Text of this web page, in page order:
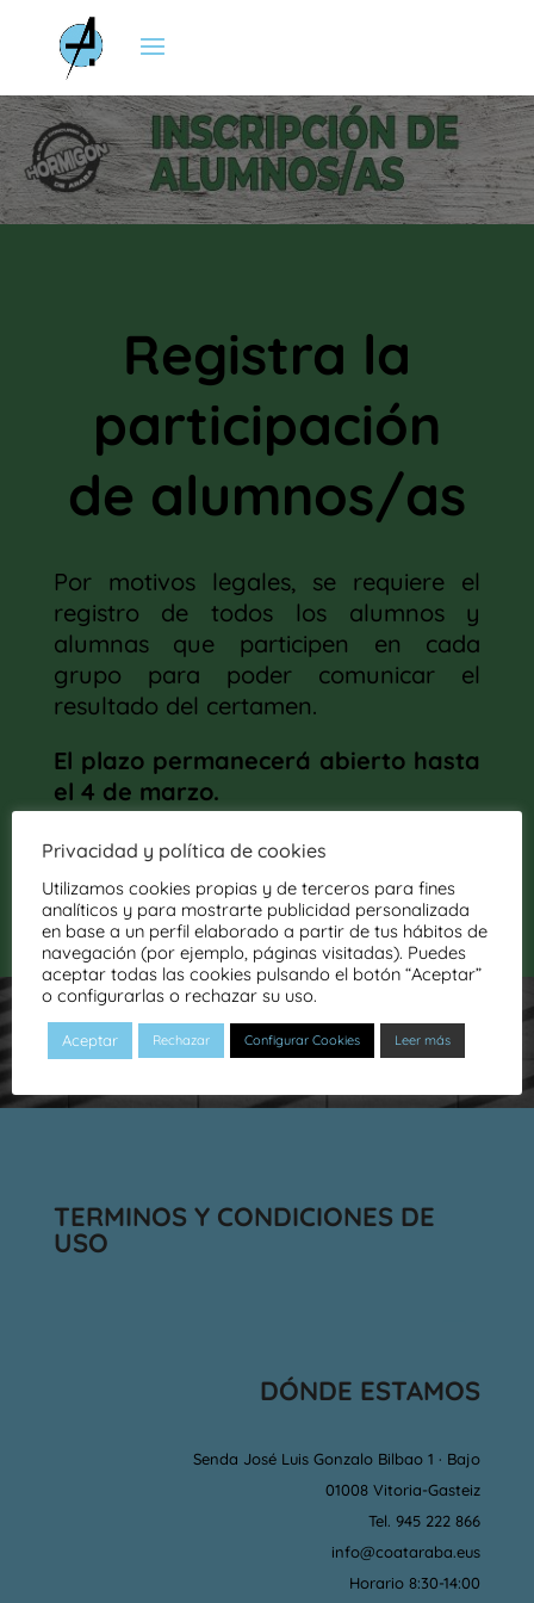
Registra la
participación
de alumnos/as
Por motivos legales, se requiere el
registro de todos los alumnos y
alumnas que participen en cada
grupo para poder comunicar el
resultado del certamen.
El plazo permanecerá abierto hasta
el 4 de marzo.
ABRIR FORMULARIO
TERMINOS Y CONDICIONES DE
USO
DÓNDE ESTAMOS
Senda José Luis Gonzalo Bilbao 1 · Bajo
01008 Vitoria-Gasteiz
Tel. 945 222 866
info@coataraba.eus
Horario 8:30-14:00
Privacidad y política de cookies
Utilizamos cookies propias y de terceros para fines
analíticos y para mostrarte publicidad personalizada
en base a un perfil elaborado a partir de tus hábitos de
navegación (por ejemplo, páginas visitadas). Puedes
aceptar todas las cookies pulsando el botón “Aceptar”
o configurarlas o rechazar su uso.
Aceptar Rechazar Configurar Cookies Leer más